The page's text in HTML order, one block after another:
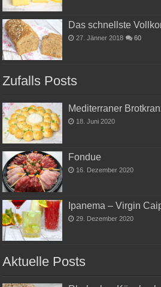
Das schnellste
27. Jänner 2018 60
Zufalls Posts
Mediterraner
18. Juni 2020
Fondue
16. Dezember 2020
Ipanema – Virgin
29. Dezember 2020
Aktuelle Posts